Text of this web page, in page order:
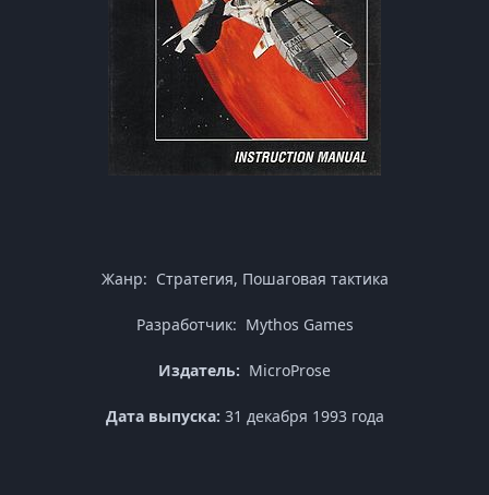
Жанр: Стратегия, Пошаговая тактика
Разработчик: Mythos Games
Издатель: MicroProse
Дата выпуска: 31 декабря 1993 года